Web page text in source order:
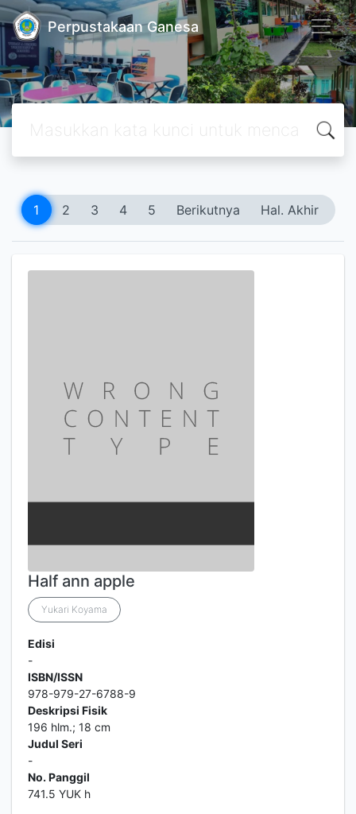
Perpustakaan Ganesa
1 2 3 4 5 Berikutnya Hal. Akhir
Half ann apple
Yukari Koyama
Edisi
-
ISBN/ISSN
978-979-27-6788-9
Deskripsi Fisik
196 hlm.; 18 cm
Judul Seri
-
No. Panggil
741.5 YUK h